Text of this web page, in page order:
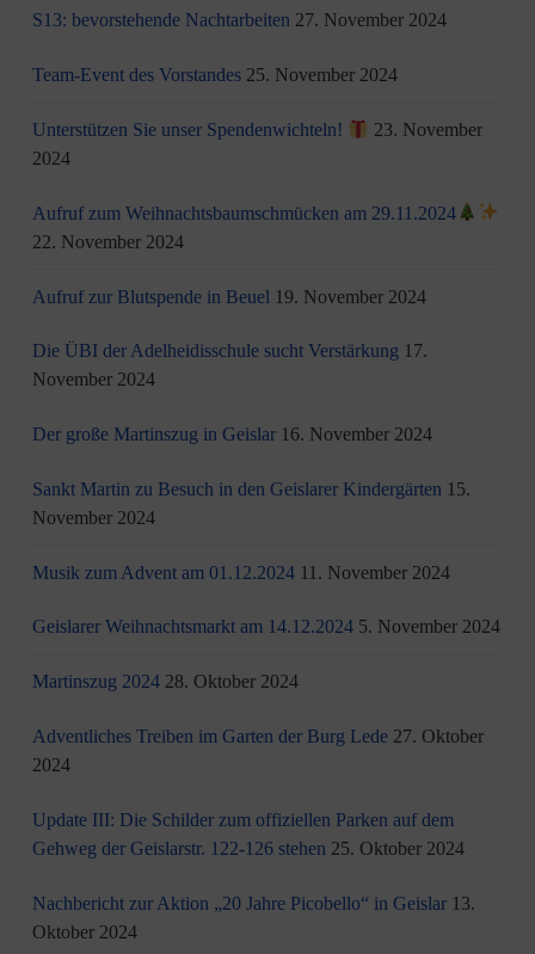
S13: bevorstehende Nachtarbeiten 27. November 2024
Team-Event des Vorstandes 25. November 2024
Unterstützen Sie unser Spendenwichteln!
23. November
2024
Aufruf zum Weihnachtsbaumschmücken am 29.11.2024
22. November 2024
Aufruf zur Blutspende in Beuel 19. November 2024
Die ÜBI der Adelheidisschule sucht Verstärkung 17.
November 2024
Der große Martinszug in Geislar 16. November 2024
Sankt Martin zu Besuch in den Geislarer Kindergärten 15.
November 2024
Musik zum Advent am 01.12.2024 11. November 2024
Geislarer Weihnachtsmarkt am 14.12.2024 5. November 2024
Martinszug 2024 28. Oktober 2024
Adventliches Treiben im Garten der Burg Lede 27. Oktober
2024
Update III: Die Schilder zum offiziellen Parken auf dem
Gehweg der Geislarstr. 122-126 stehen 25. Oktober 2024
Nachbericht zur Aktion „20 Jahre Picobello“ in Geislar 13.
Oktober 2024